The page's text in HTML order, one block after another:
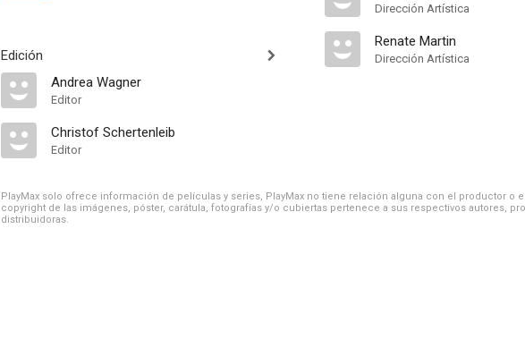
Edición
Andrea Wagner
Editor
Christof Schertenleib
Editor
Dirección Artística
Renate Martin
Dirección Artística
PlayMax solo ofrece información de películas y series, PlayMax no tiene relación alguna con el productor o
copyright de las imágenes, póster, carátula, fotografías y/o cubiertas pertenece a sus respectivos autores,
distribuidoras.